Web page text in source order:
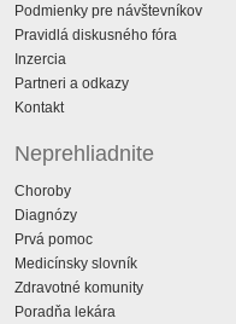
Podmienky pre návštevníkov
Pravidlá diskusného fóra
Inzercia
Partneri a odkazy
Kontakt
Neprehliadnite
Choroby
Diagnózy
Prvá pomoc
Medicínsky slovník
Zdravotné komunity
Poradňa lekára